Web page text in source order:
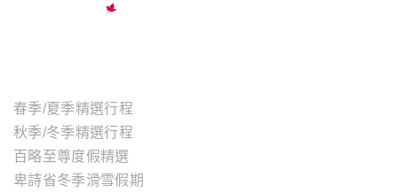
春季/夏季精選行程
秋季/冬季精選行程
百略至尊度假精選
卑詩省冬季滑雪假期